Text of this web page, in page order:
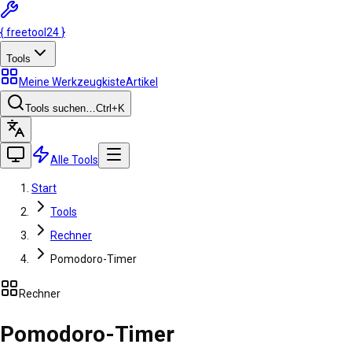
{freetool 24 }
Tools
Meine WerkzeugkisteArtikel
Tools suchen…Ctrl +K
Alle Tools
Start
Tools
Rechner
Pomodoro-Timer
Rechner
Pomodoro-Timer